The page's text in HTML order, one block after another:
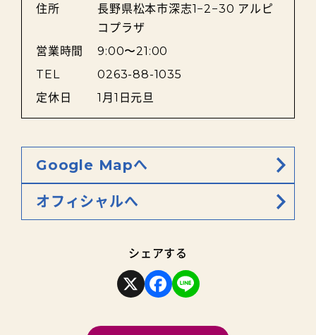
住所
長野県松本市深志1−2−30 アルピ
コプラザ
営業時間
9:00〜21:00
TEL
0263-88-1035
定休日
1月1日元旦
Google Mapへ
オフィシャルへ
シェアする
X
F
a
c
i